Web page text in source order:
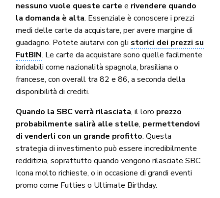
nessuno vuole queste carte e rivendere quando
la domanda è alta. Essenziale è conoscere i prezzi
medi delle carte da acquistare, per avere margine di
guadagno. Potete aiutarvi con gli storici dei prezzi su
FutBIN. Le carte da acquistare sono quelle facilmente
ibridabili come nazionalità spagnola, brasiliana o
francese, con overall tra 82 e 86, a seconda della
disponibilità di crediti.
Quando la SBC verrà rilasciata, il loro prezzo
probabilmente salirà alle stelle, permettendovi
di venderli con un grande profitto. Questa
strategia di investimento può essere incredibilmente
redditizia, soprattutto quando vengono rilasciate SBC
Icona molto richieste, o in occasione di grandi eventi
promo come Futties o Ultimate Birthday.